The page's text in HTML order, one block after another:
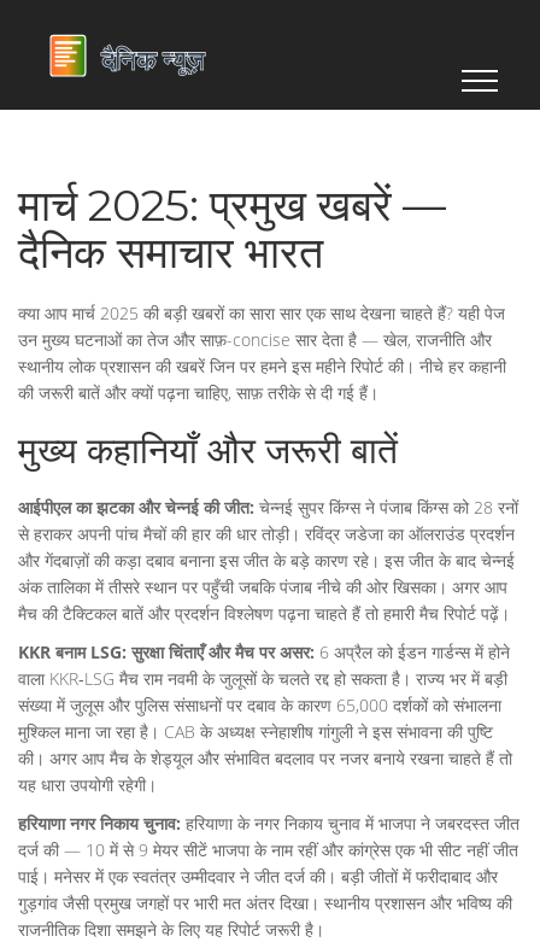
मार्च 2025: प्रमुख खबरें —
दैनिक समाचार भारत
क्या आप मार्च 2025 की बड़ी खबरों का सारा सार एक साथ देखना चाहते हैं? यही पेज
उन मुख्य घटनाओं का तेज और साफ़-concise सार देता है — खेल, राजनीति और
स्थानीय लोक प्रशासन की खबरें जिन पर हमने इस महीने रिपोर्ट की। नीचे हर कहानी
की जरूरी बातें और क्यों पढ़ना चाहिए, साफ़ तरीके से दी गई हैं।
मुख्य कहानियाँ और जरूरी बातें
आईपीएल का झटका और चेन्नई की जीत: चेन्नई सुपर किंग्स ने पंजाब किंग्स को 28 रनों
से हराकर अपनी पांच मैचों की हार की धार तोड़ी। रविंद्र जडेजा का ऑलराउंड प्रदर्शन
और गेंदबाज़ों की कड़ा दबाव बनाना इस जीत के बड़े कारण रहे। इस जीत के बाद चेन्नई
अंक तालिका में तीसरे स्थान पर पहुँची जबकि पंजाब नीचे की ओर खिसका। अगर आप
मैच की टैक्टिकल बातें और प्रदर्शन विश्लेषण पढ़ना चाहते हैं तो हमारी मैच रिपोर्ट पढ़ें।
KKR बनाम LSG: सुरक्षा चिंताएँ और मैच पर असर: 6 अप्रैल को ईडन गार्डन्स में होने
वाला KKR‑LSG मैच राम नवमी के जुलूसों के चलते रद्द हो सकता है। राज्य भर में बड़ी
संख्या में जुलूस और पुलिस संसाधनों पर दबाव के कारण 65,000 दर्शकों को संभालना
मुश्किल माना जा रहा है। CAB के अध्यक्ष स्नेहाशीष गांगुली ने इस संभावना की पुष्टि
की। अगर आप मैच के शेड्यूल और संभावित बदलाव पर नजर बनाये रखना चाहते हैं तो
यह धारा उपयोगी रहेगी।
हरियाणा नगर निकाय चुनाव: हरियाणा के नगर निकाय चुनाव में भाजपा ने जबरदस्त जीत
दर्ज की — 10 में से 9 मेयर सीटें भाजपा के नाम रहीं और कांग्रेस एक भी सीट नहीं जीत
पाई। मनेसर में एक स्वतंत्र उम्मीदवार ने जीत दर्ज की। बड़ी जीतों में फरीदाबाद और
गुड़गांव जैसी प्रमुख जगहों पर भारी मत अंतर दिखा। स्थानीय प्रशासन और भविष्य की
राजनीतिक दिशा समझने के लिए यह रिपोर्ट जरूरी है।